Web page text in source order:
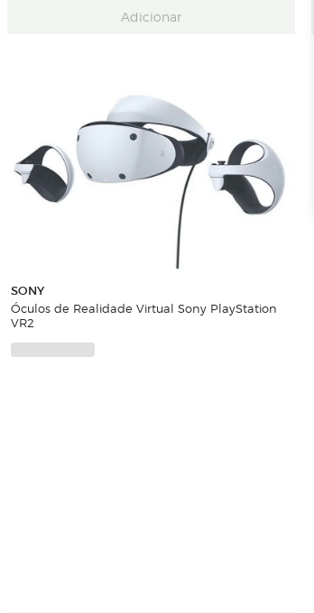
Adicionar
SONY
Óculos de Realidade Virtual Sony PlayStation
VR2